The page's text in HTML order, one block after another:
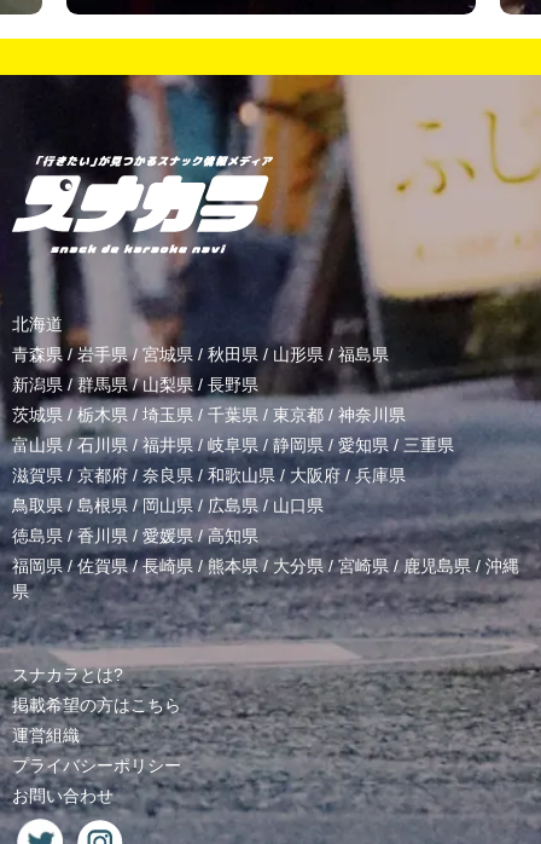
北海道
青森県 / 岩手県/ 宮城県 / 秋田県 / 山形県/ 福島県
新潟県 /群馬県/山梨県 / 長野県
茨城県 / 栃木県 / 埼玉県 / 千葉県 / 東京都 / 神奈川県
富山県 /石川県/福井県/岐阜県 / 静岡県 / 愛知県 / 三重県
滋賀県 / 京都府 / 奈良県 / 和歌山県/ 大阪府 /兵庫県
鳥取県/ 島根県 /岡山県/ 広島県 / 山口県
徳島県 /香川県 / 愛媛県/高知県
福岡県/佐賀県/長崎県 /熊本県/ 大分県/宮崎県 /鹿児島県 / 沖縄
県
スナカラとは?
掲載希望の方はこちら
運営組織
プライバシーポリシー
お問い合わせ